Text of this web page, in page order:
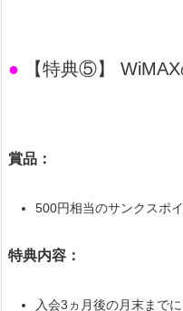
● 【特典⑤】
賞品：
500円相当のサンクスポ
特典内容：
入会3ヵ月後の月末まで